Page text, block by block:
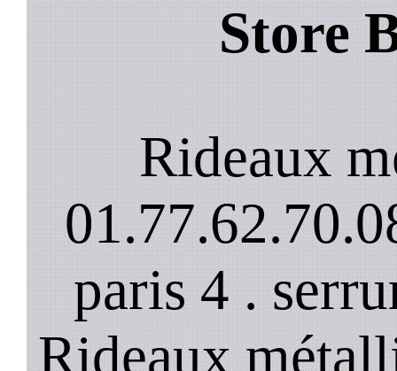
Store
Rideaux
paris 4 .
Rideaux